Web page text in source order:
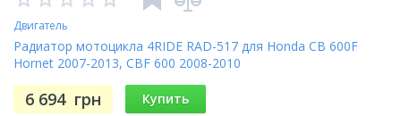
Двигатель
Радиатор мотоцикла 4RIDE RAD-517 для Honda CB 600F
Hornet 2007-2013, CBF 600 2008-2010
6 694 грн Купить